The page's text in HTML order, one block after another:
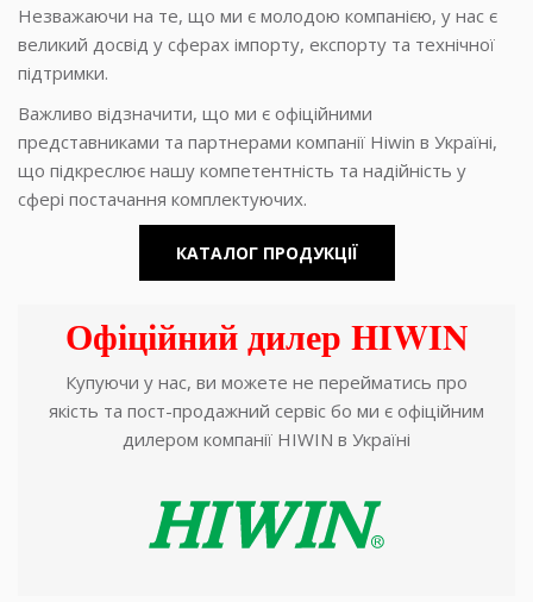
Незважаючи на те, що ми є молодою компанією, у нас є
великий досвід у сферах імпорту, експорту та технічної
підтримки.
Важливо відзначити, що ми є офіційними
представниками та партнерами компанії Hiwin в Україні,
що підкреслює нашу компетентність та надійність у
сфері постачання комплектуючих.
КАТАЛОГ ПРОДУКЦІЇ
Офіційний дилер HIWIN
Купуючи у нас, ви можете не перейматись про
якість та пост-продажний сервіс бо ми є офіційним
дилером компанії HIWIN в Україні